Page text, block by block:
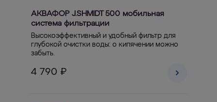
АКВАФОР J.SHMIDT 500 мобильная
система фильтрации
Высокоэффективный и удобный фильтр для
глубокой очистки воды: о кипячении можно
забыть.
4 790 ₽